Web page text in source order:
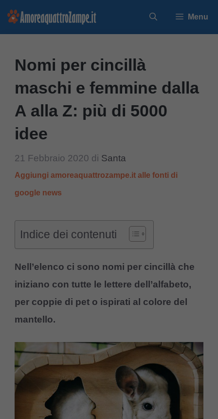
Vai
Menu
Nomi per cincillà
maschi e femmine dalla
A alla Z: più di 5000
idee
21 Febbraio 2020 di Santa
Aggiungi amoreaquattrozampe.it alle fonti di
google news
Indice dei contenuti
Nell’elenco ci sono nomi per cincillà che
iniziano con tutte le lettere dell’alfabeto,
per coppie di pet o ispirati al colore del
mantello.